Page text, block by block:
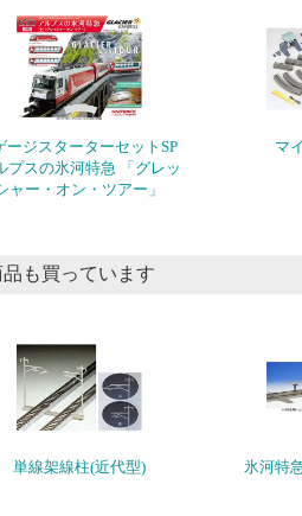
ージスターターセットSP
プスの氷河特急 「グレッ
ャー・オン・ツアー」
マ
も買っています
単線架線柱(近代型) 氷河特